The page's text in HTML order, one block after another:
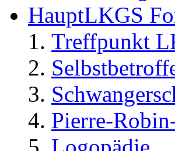
HauptLKGS
Treffpunkt
Pierre-